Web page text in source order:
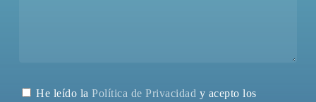
He leído laPolítica de Privacidad y acepto los